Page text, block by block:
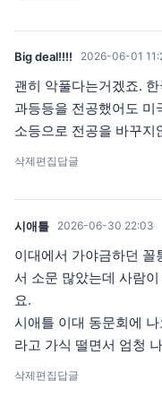
Big deal!!!! 2026-06-01
괜히 악풀다는거겠죠.
과등등을 전공했어도 미
소등으로 전공을 바꾸지
삭제편집 답글
시애틀 2026-06-30 22:03
이대에서 가야금하던 꼴
서 소문 많았는데 사람
요.
시애틀 이대 동문회에
라고 가식 떨면서 엄청
삭제편집 답글